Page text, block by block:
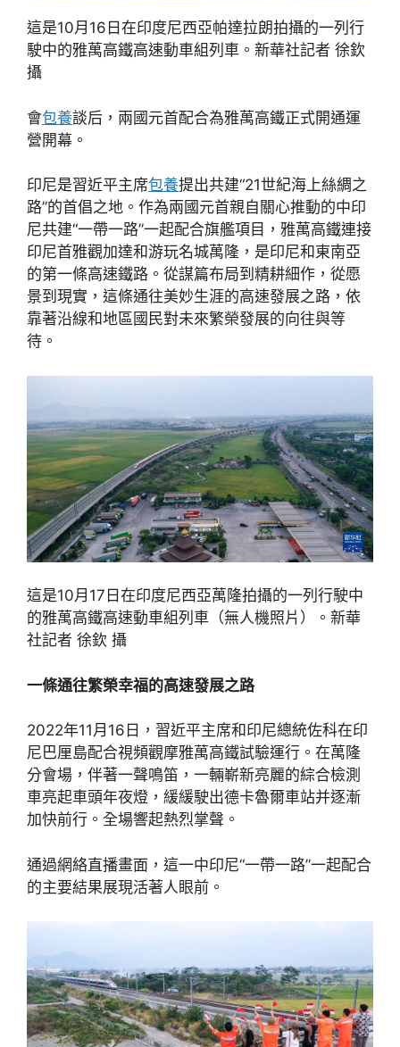
這是10月16日在印度尼西亞帕達拉朗拍攝的一列行
駛中的雅萬高鐵高速動車組列車。新華社記者 徐欽
攝
會包養談后，兩國元首配合為雅萬高鐵正式開通運
營開幕。
印尼是習近平主席包養提出共建“21世紀海上絲綢之
路”的首倡之地。作為兩國元首親自關心推動的中印
尼共建“一帶一路”一起配合旗艦項目，雅萬高鐵連接
印尼首雅觀加達和游玩名城萬隆，是印尼和東南亞
的第一條高速鐵路。從謀篇布局到精耕細作，從愿
景到現實，這條通往美妙生涯的高速發展之路，依
靠著沿線和地區國民對未來繁榮發展的向往與等
待。
這是10月17日在印度尼西亞萬隆拍攝的一列行駛中
的雅萬高鐵高速動車組列車（無人機照片）。新華
社記者 徐欽 攝
一條通往繁榮幸福的高速發展之路
2022年11月16日，習近平主席和印尼總統佐科在印
尼巴厘島配合視頻觀摩雅萬高鐵試驗運行。在萬隆
分會場，伴著一聲鳴笛，一輛嶄新亮麗的綜合檢測
車亮起車頭年夜燈，緩緩駛出德卡魯爾車站并逐漸
加快前行。全場響起熱烈掌聲。
通過網絡直播畫面，這一中印尼“一帶一路”一起配合
的主要結果展現活著人眼前。